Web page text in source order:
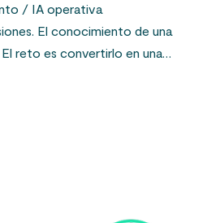
/ IA operativa
El conocimiento de una
reto es convertirlo en una…